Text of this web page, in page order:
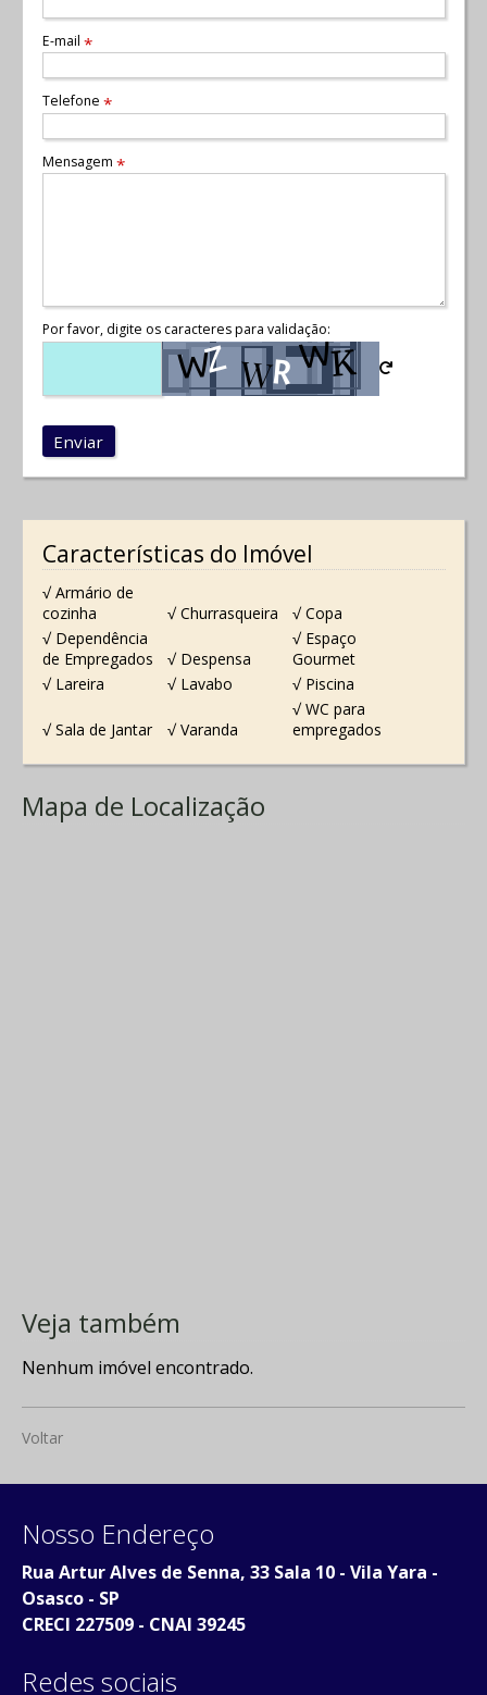
E-mail *
Telefone *
Mensagem *
Por favor, digite os caracteres para validação:
Enviar
Características do Imóvel
√ Armário de
cozinha
√ Churrasqueira
√ Copa
√ Dependência
de Empregados
√ Despensa
√ Espaço
Gourmet
√ Lareira
√ Lavabo √ Piscina
√ Sala de Jantar √ Varanda
√ WC para
empregados
Mapa de Localização
Veja também
Nenhum imóvel encontrado.
Voltar
Nosso Endereço
Rua Artur Alves de Senna, 33 Sala 10 - Vila Yara -
Osasco - SP
CRECI 227509 - CNAI 39245
Redes sociais